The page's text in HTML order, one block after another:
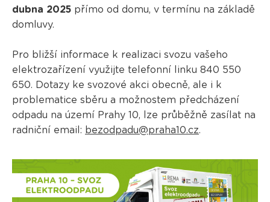
dubna 2025 přímo od domu, v termínu na základě
domluvy.
Pro bližší informace k realizaci svozu vašeho
elektrozařízení využijte telefonní linku 840 550
650. Dotazy ke svozové akci obecně, ale i k
problematice sběru a možnostem předcházení
odpadu na území Prahy 10, lze průběžně zasílat na
radniční email: bezodpadu@praha10.cz.